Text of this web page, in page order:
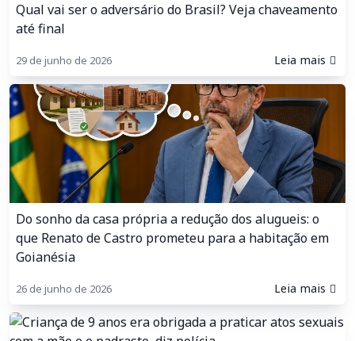
Qual vai ser o adversário do Brasil? Veja chaveamento
até final
29 de junho de 2026 Leia mais
Do sonho da casa própria a redução dos alugueis: o
que Renato de Castro prometeu para a habitação em
Goianésia
26 de junho de 2026 Leia mais